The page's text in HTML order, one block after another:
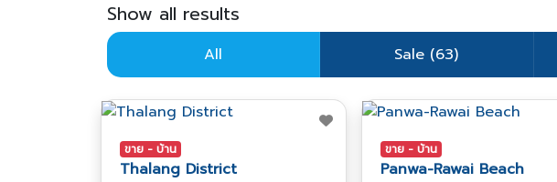
Show all results
All Sale (63)
ขาย - บ้าน
Thalang District
ขาย - บ้าน
Panwa-Rawai Beach